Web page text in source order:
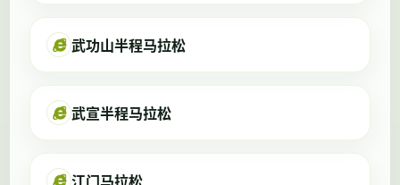
武功山半程马拉松
武宣半程马拉松
江门马拉松